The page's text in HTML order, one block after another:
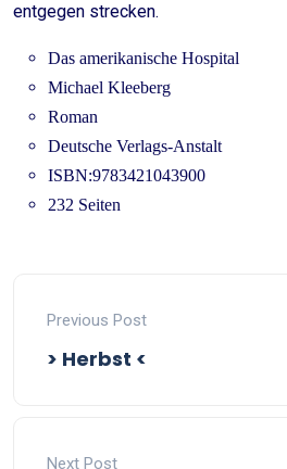
entgegen strecken.
Das amerikanische Hospital
Michael Kleeberg
Roman
Deutsche Verlags-Anstalt
ISBN:9783421043900
232 Seiten
Previous Post
> Herbst <
Next Post